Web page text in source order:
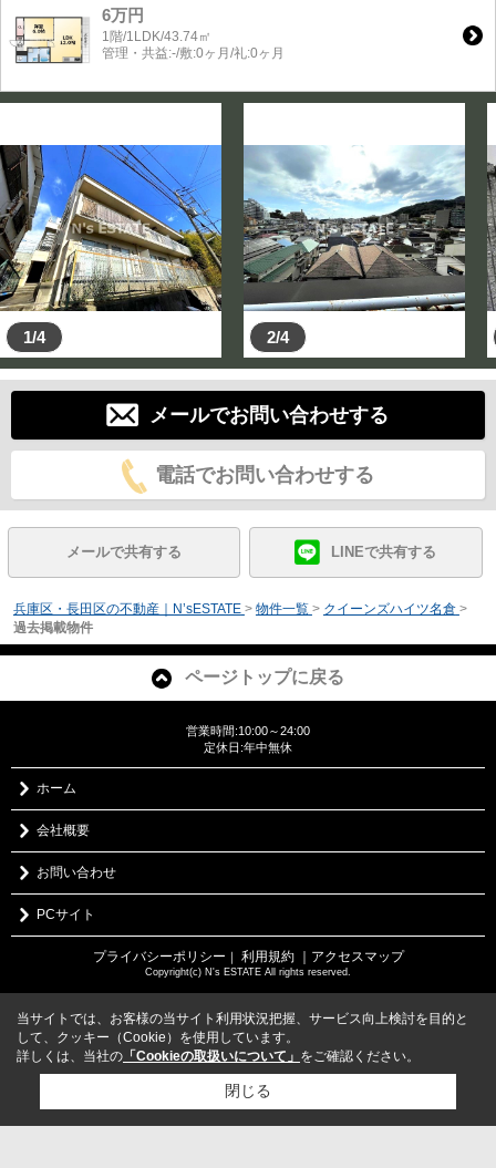
6万円
1階/1LDK/43.74㎡
管理・共益:-/敷:0ヶ月/礼:0ヶ月
1/4 2/4
メールでお問い合わせする
電話でお問い合わせする
メールで共有する LINEで共有する
兵庫区・長田区の不動産｜N’sESTATE > 物件一覧 > クイーンズハイツ名倉 >
過去掲載物件
ページトップに戻る
営業時間:10:00～24:00
定休日:年中無休
ホーム
会社概要
お問い合わせ
PCサイト
プライバシーポリシー ｜ 利用規約 ｜アクセスマップ
Copyright(c) N's ESTATE All rights reserved.
当サイトでは、お客様の当サイト利用状況把握、サービス向上検討を目的と
して、クッキー（Cookie）を使用しています。
詳しくは、当社の 「Cookieの取扱いについて」 をご確認ください。
閉じる